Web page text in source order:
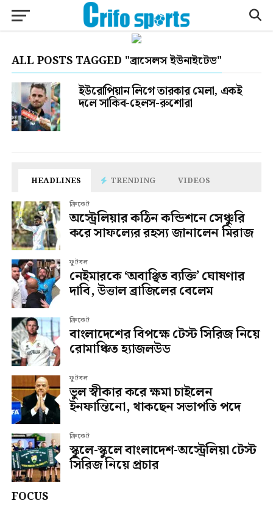
ALL POSTS TAGGED "ব্রাসেলস ইউনাইটেড"
ইউরোপিয়ান লিগে তারকার মেলা, একই
দলে সাকিব-হেলস-রুশোরা
HEADLINES TRENDING VIDEOS
ক্রিকেট
অস্ট্রেলিয়ার কঠিন কন্ডিশনে সেঞ্চুরি
করে সাফল্যের রহস্য জানালেন মিরাজ
ফুটবল
নেইমারকে ‘অবাঞ্ছিত ব্যক্তি’ ঘোষণার
দাবি, উত্তাল ব্রাজিলের বেলেম
ক্রিকেট
বাংলাদেশের বিপক্ষে টেস্ট সিরিজ নিয়ে
রোমাঞ্চিত হ্যাজলউড
ফুটবল
ভুল স্বীকার করে ক্ষমা চাইলেন
ইনফান্তিনো, থাকছেন সভাপতি পদে
ক্রিকেট
স্কুলে-স্কুলে বাংলাদেশ-অস্ট্রেলিয়া টেস্ট
সিরিজ নিয়ে প্রচার
FOCUS